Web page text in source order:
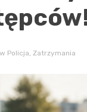
w Policja Zatrzymania